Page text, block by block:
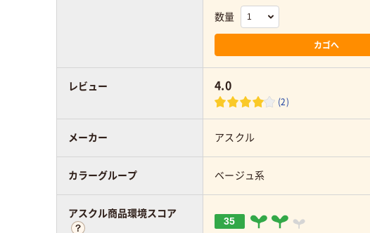
数量
カゴへ
レビュー 4.0
(2)
メーカー アスクル
カラーグループ ベージュ系
アスクル商品環境スコア
35